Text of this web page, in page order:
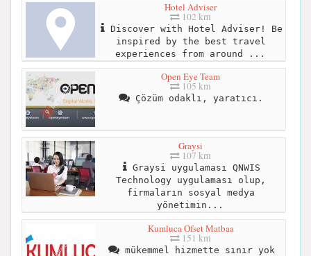
Hotel Adviser
102 km
Discover with Hotel Adviser! Be
inspired by the best travel
experiences from around ...
Open Eye Team
105 km
Çözüm odaklı, yaratıcı.
Graysi
107 km
Graysi uygulaması QNWIS
Technology uygulaması olup,
firmaların sosyal medya
yönetimin...
Kumluca Ofset Matbaa
151 km
mükemmel hizmette sınır yok